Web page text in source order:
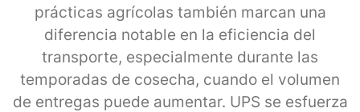
prácticas agrícolas también marcan una
diferencia notable en la eficiencia del
transporte, especialmente durante las
temporadas de cosecha, cuando el volumen
de entregas puede aumentar. UPS se esfuerza